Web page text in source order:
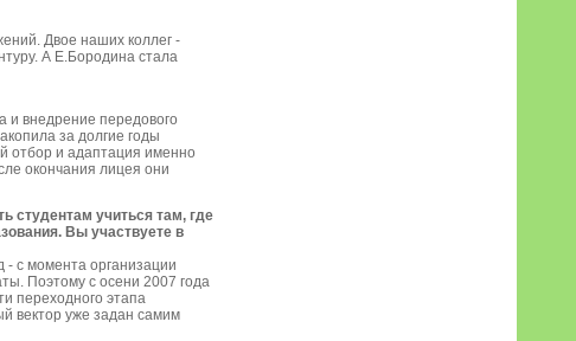
Двое наших коллег -
А Е.Бородина стала
и внедрение передового
за долгие годы
отбор и адаптация именно
окончания лицея они
студентам учиться там, где
Вы участвуете в
с момента организации
Поэтому с осени 2007 года
переходного этапа
вектор уже задан самим